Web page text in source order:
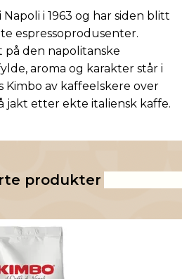
i 1963 og har siden blitt
espressoprodusenter.
på den napolitanske
aroma og karakter står i
Kimbo av kaffeelskere over
jakt etter ekte italiensk kaffe.
produkter